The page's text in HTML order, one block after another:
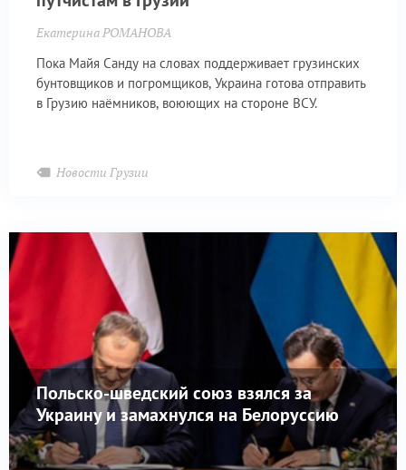
Екатерина РОМАНОВА
Пока Майя Санду на словах поддерживает грузинских
бунтовщиков и погромщиков, Украина готова отправить
в Грузию наёмников, воюющих на стороне ВСУ.
Новости Грузии
Польско-шведский союз взялся за
Украину и замахнулся на Белоруссию